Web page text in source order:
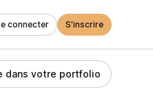
connecter S'inscrire
dans votre portfolio